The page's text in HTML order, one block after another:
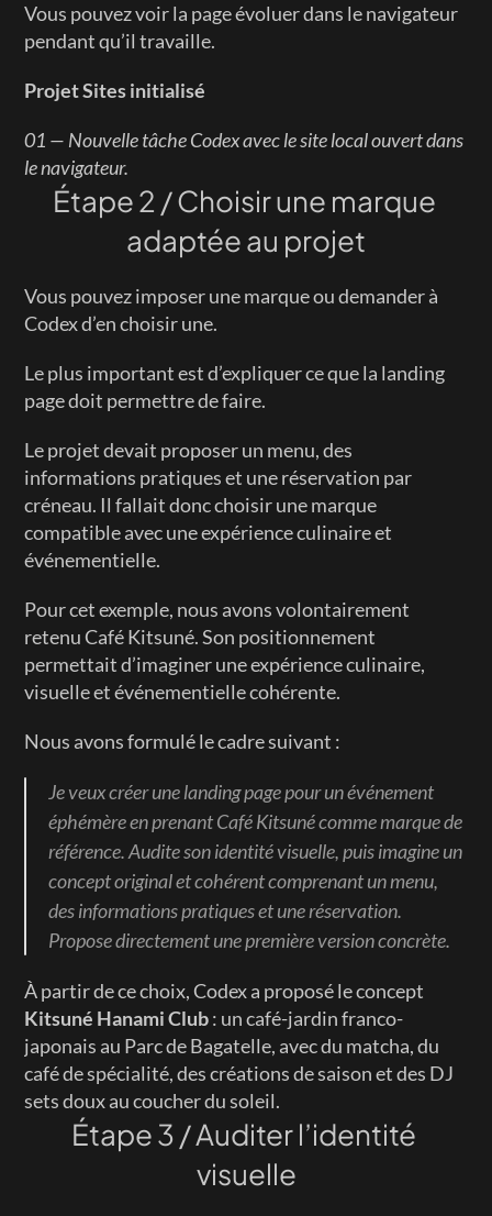
Vous pouvez voir la page évoluer dans le navigateur
pendant qu’il travaille.
Projet Sites initialisé
01 — Nouvelle tâche Codex avec le site local ouvert dans
le navigateur.
Étape 2 / Choisir une marque
adaptée au projet
Vous pouvez imposer une marque ou demander à
Codex d’en choisir une.
Le plus important est d’expliquer ce que la landing
page doit permettre de faire.
Le projet devait proposer un menu, des
informations pratiques et une réservation par
créneau. Il fallait donc choisir une marque
compatible avec une expérience culinaire et
événementielle.
Pour cet exemple, nous avons volontairement
retenu Café Kitsuné. Son positionnement
permettait d’imaginer une expérience culinaire,
visuelle et événementielle cohérente.
Nous avons formulé le cadre suivant :
Je veux créer une landing page pour un événement
éphémère en prenant Café Kitsuné comme marque de
référence. Audite son identité visuelle, puis imagine un
concept original et cohérent comprenant un menu,
des informations pratiques et une réservation.
Propose directement une première version concrète.
Kitsuné Hanami Club : un café-jardin franco-
japonais au Parc de Bagatelle, avec du matcha, du
café de spécialité, des créations de saison et des DJ
sets doux au coucher du soleil.
Étape 3 / Auditer l’identité
visuelle